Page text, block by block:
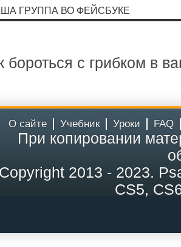
ГРУППА ВО ФЕЙСБУКЕ
бороться с грибком в
О сайте Учебник Уроки FAQ
При копировании
Copyright 2013 - 2023.
CS5,